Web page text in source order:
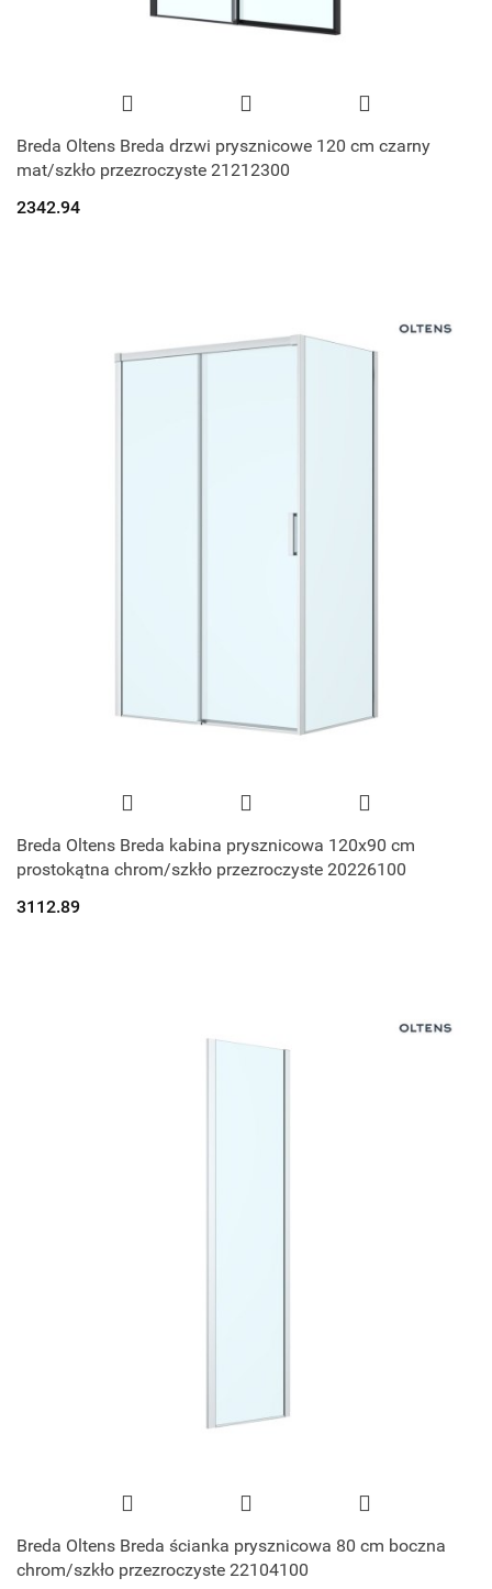
Breda Oltens Breda drzwi prysznicowe 120 cm czarny
mat/szkło przezroczyste 21212300
2342.94
Breda Oltens Breda kabina prysznicowa 120x90 cm
prostokątna chrom/szkło przezroczyste 20226100
3112.89
Breda Oltens Breda ścianka prysznicowa 80 cm boczna
chrom/szkło przezroczyste 22104100